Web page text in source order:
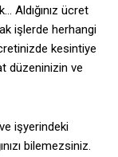
Aldığınız ücret
işlerde herhangi
kesintiye
düzeninizin ve
işyerindeki
bilemezsiniz.